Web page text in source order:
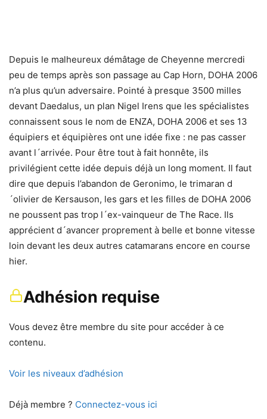
Depuis le malheureux démâtage de Cheyenne mercredi
peu de temps après son passage au Cap Horn, DOHA 2006
n’a plus qu’un adversaire. Pointé à presque 3500 milles
devant Daedalus, un plan Nigel Irens que les spécialistes
connaissent sous le nom de ENZA, DOHA 2006 et ses 13
équipiers et équipières ont une idée fixe : ne pas casser
avant l´arrivée. Pour être tout à fait honnête, ils
privilégient cette idée depuis déjà un long moment. Il faut
dire que depuis l’abandon de Geronimo, le trimaran d
´olivier de Kersauson, les gars et les filles de DOHA 2006
ne poussent pas trop l´ex-vainqueur de The Race. Ils
apprécient d´avancer proprement à belle et bonne vitesse
loin devant les deux autres catamarans encore en course
hier.
Adhésion requise
Vous devez être membre du site pour accéder à ce
contenu.
Voir les niveaux d’adhésion
Déjà membre ? Connectez-vous ici